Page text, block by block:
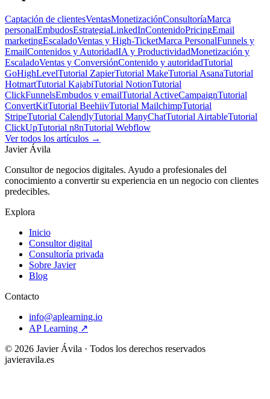
Captación de clientesVentasMonetizaciónConsultoríaMarca
personalEmbudosEstrategiaLinkedInContenidoPricingEmail
marketingEscaladoVentas y High-TicketMarca PersonalFunnels y
EmailContenidos y AutoridadIA y ProductividadMonetización y
EscaladoVentas y ConversiónContenido y autoridadTutorial
GoHighLevelTutorial ZapierTutorial MakeTutorial AsanaTutorial
HotmartTutorial KajabiTutorial NotionTutorial
ClickFunnelsEmbudos y emailTutorial ActiveCampaignTutorial
ConvertKitTutorial BeehiivTutorial MailchimpTutorial
StripeTutorial CalendlyTutorial ManyChatTutorial AirtableTutorial
ClickUpTutorial n8nTutorial Webflow
Ver todos los artículos →
Javier Ávila
Consultor de negocios digitales. Ayudo a profesionales del
conocimiento a convertir su experiencia en un negocio con clientes
predecibles.
Explora
Inicio
Consultor digital
Consultoría privada
Sobre Javier
Blog
Contacto
info@aplearning.io
AP Learning ↗
© 2026 Javier Ávila · Todos los derechos reservados
javieravila.es